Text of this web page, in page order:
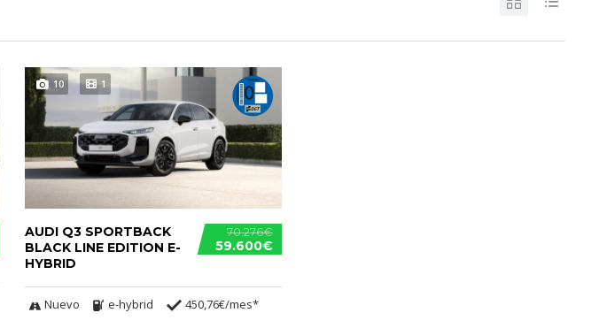
10 1
70.276€
59.600€
AUDI Q3 SPORTBACK
BLACK LINE EDITION E-
HYBRID
Nuevo e-hybrid 450,76€/mes*